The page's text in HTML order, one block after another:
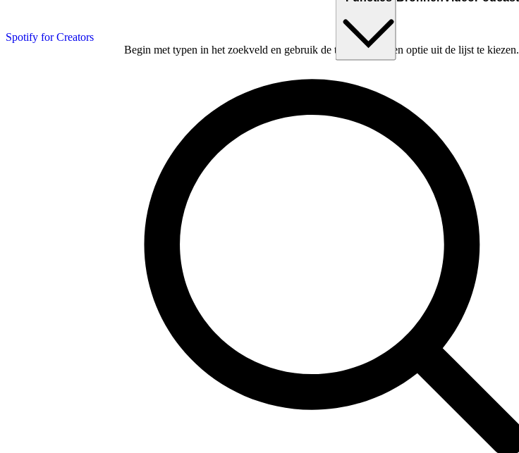
Spotify for Creators
Begin met typen in het zoekveld en gebruik de tabtoets om een optie uit de lijst te kiezen.